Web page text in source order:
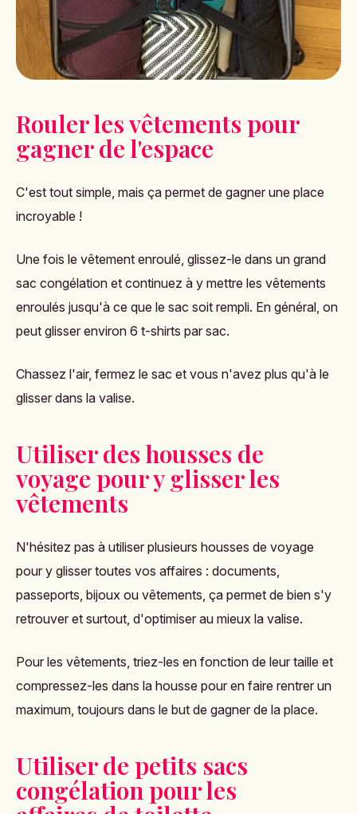
Rouler les vêtements pour
gagner de l'espace
C'est tout simple, mais ça permet de gagner une place
incroyable !
Une fois le vêtement enroulé, glissez-le dans un grand
sac congélation et continuez à y mettre les vêtements
enroulés jusqu'à ce que le sac soit rempli. En général, on
peut glisser environ 6 t-shirts par sac.
Chassez l'air, fermez le sac et vous n'avez plus qu'à le
glisser dans la valise.
Utiliser des housses de
voyage pour y glisser les
vêtements
N'hésitez pas à utiliser plusieurs housses de voyage
pour y glisser toutes vos affaires : documents,
passeports, bijoux ou vêtements, ça permet de bien s'y
retrouver et surtout, d'optimiser au mieux la valise.
Pour les vêtements, triez-les en fonction de leur taille et
compressez-les dans la housse pour en faire rentrer un
maximum, toujours dans le but de gagner de la place.
Utiliser de petits sacs
congélation pour les